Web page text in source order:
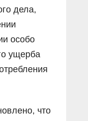
дела,
особо
ущерба
что